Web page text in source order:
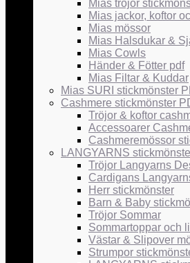
Mias tröjor
Mias jackor, koftor
Mias mössor
Mias Halsdukar &
Mias Cowls
Händer & Fötter pdf
Mias Filtar & Kuddar
Mias SURI stickmönster
Cashmere stickmönster
Tröjor & koftor
Accessoarer
Cashmeremössor
LANGYARNS
Tröjor Langyarns
Cardigans
Herr stickmönster
Barn & Baby
Tröjor Sommar
Sommartoppar och
Västar & Slipover
Strumpor